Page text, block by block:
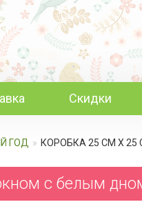
Скидки
ГОД КОРОБКА 25 СМ Х
c белым